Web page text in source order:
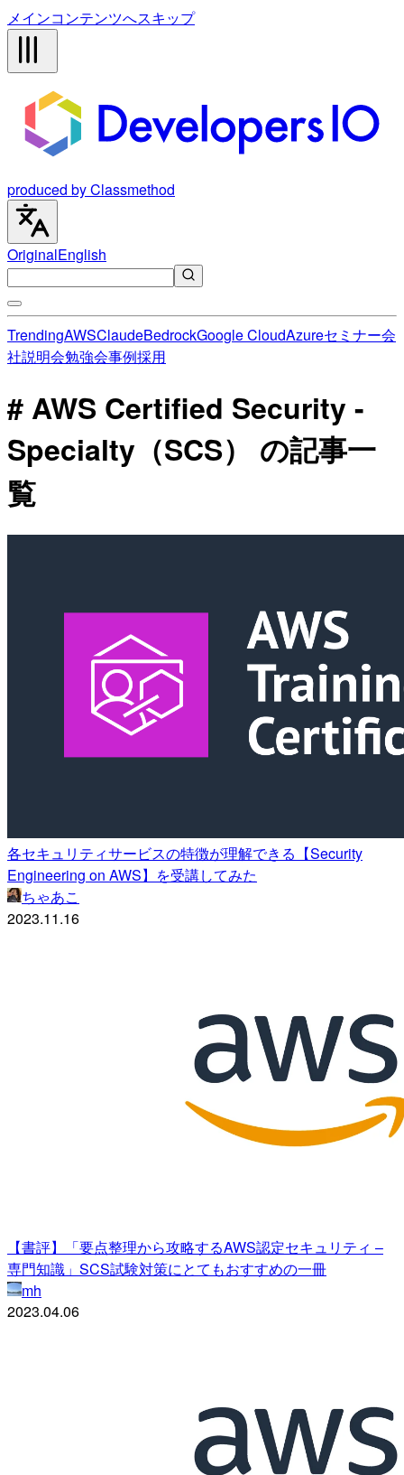
メインコンテンツへスキップ
produced by Classmethod
OriginalEnglish
TrendingAWSClaudeBedrockGoogle CloudAzureセミナー会
社説明会勉強会事例採用
# AWS Certified Security -
Specialty（SCS） の記事一
覧
各セキュリティサービスの特徴が理解できる【Security
Engineering on AWS】を受講してみた
ちゃあこ
2023.11.16
【書評】「要点整理から攻略するAWS認定セキュリティ –
専門知識」SCS試験対策にとてもおすすめの一冊
mh
2023.04.06